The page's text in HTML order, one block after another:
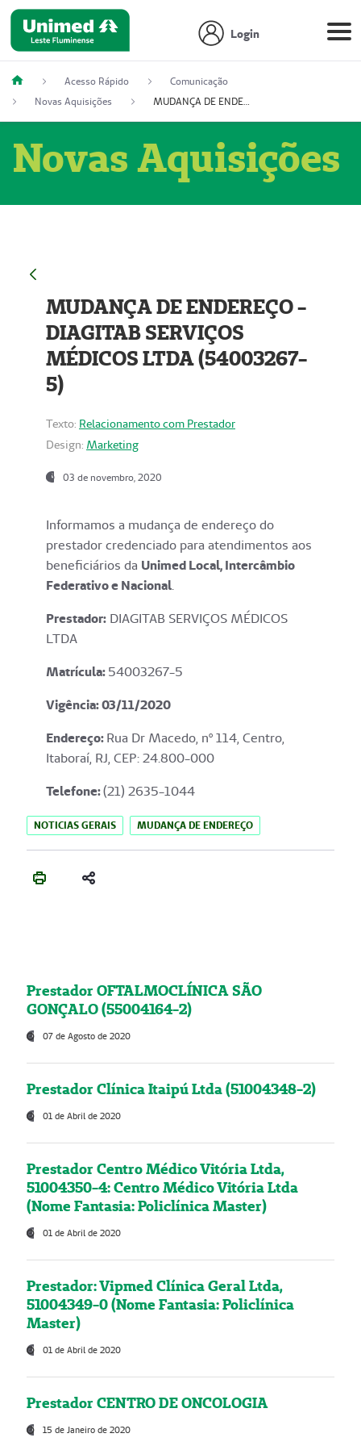
Login
Acesso Rápido
Comunicação
Novas Aquisições
MUDANÇA DE ENDEREÇO - DIAGITAB SERVIÇOS MÉDICOS LTDA (54003267-5)
Novas Aquisições
MUDANÇA DE ENDEREÇO -
DIAGITAB SERVIÇOS
MÉDICOS LTDA (54003267-
5)
Texto: Relacionamento com Prestador
Design: Marketing
03 de novembro, 2020
Informamos a mudança de endereço do
prestador credenciado para atendimentos aos
beneficiários da Unimed Local, Intercâmbio
Federativo e Nacional.
Prestador: DIAGITAB SERVIÇOS MÉDICOS
LTDA
Matrícula:54003267-5
Vigência: 03/11/2020
Endereço:Rua Dr Macedo, nº 114, Centro,
Itaboraí, RJ, CEP: 24.800-000
Telefone:(21) 2635-1044
NOTICIAS GERAIS MUDANÇA DE ENDEREÇO
Prestador OFTALMOCLÍNICA SÃO
GONÇALO (55004164-2)
07 de Agosto de 2020
Prestador Clínica Itaipú Ltda (51004348-2)
01 de Abril de 2020
Prestador Centro Médico Vitória Ltda,
51004350-4: Centro Médico Vitória Ltda
(Nome Fantasia: Policlínica Master)
01 de Abril de 2020
Prestador: Vipmed Clínica Geral Ltda,
51004349-0 (Nome Fantasia: Policlínica
Master)
01 de Abril de 2020
Prestador CENTRO DE ONCOLOGIA
15 de Janeiro de 2020